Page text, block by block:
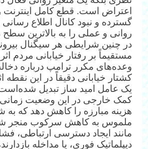
اعتراض است. قطع کامل اینترنت
گسترده و نبود کانال اطلاع
روانی و عملی را به بالاترین
در چنین شرایطی هر سیگنال
مستقیماً بر رفتار خیابانی مردم
وعده‌های مکرر ترامپ درباره
کشتار خیابانی دقیقاً در این نقطه
یک عامل امید ساز تبدیل
کمک خارجی در این وضعیت
هزینه مبارزه را کاهش دهد که
ملموس به کاهش سرکوب منجر
مانند ایجاد دسترسی ارتباطی،
دیپلماتیک فوری، یا مداخله